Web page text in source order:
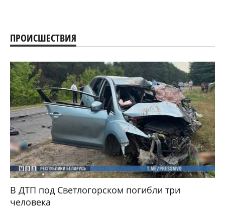
ПРОИСШЕСТВИЯ
В ДТП под Светлогорском погибли три
человека